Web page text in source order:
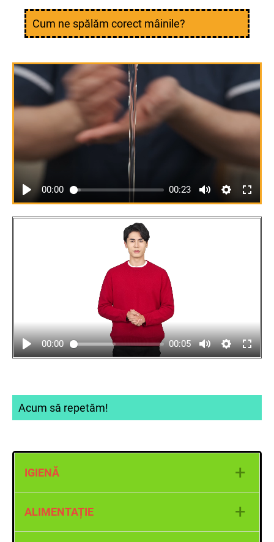
Cum ne spălăm corect mâinile?
00:00 00:23
00:00 00:05
Acum să repetăm!
IGIENĂ +
Igiena corpului
Igiena îmbrăcămintei
Igiena încălțămintei
ALIMENTAȚIE +